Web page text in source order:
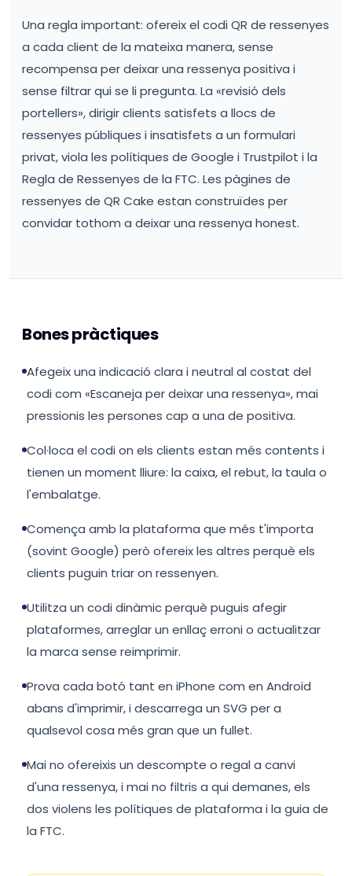
Una regla important: ofereix el codi QR de ressenyes
a cada client de la mateixa manera, sense
recompensa per deixar una ressenya positiva i
sense filtrar qui se li pregunta. La «revisió dels
portellers», dirigir clients satisfets a llocs de
ressenyes públiques i insatisfets a un formulari
privat, viola les polítiques de Google i Trustpilot i la
Regla de Ressenyes de la FTC. Les pàgines de
ressenyes de QR Cake estan construïdes per
convidar tothom a deixar una ressenya honest.
Bones pràctiques
Afegeix una indicació clara i neutral al costat del
codi com «Escaneja per deixar una ressenya», mai
pressionis les persones cap a una de positiva.
Col·loca el codi on els clients estan més contents i
tienen un moment lliure: la caixa, el rebut, la taula o
l'embalatge.
Comença amb la plataforma que més t'importa
(sovint Google) però ofereix les altres perquè els
clients puguin triar on ressenyen.
Utilitza un codi dinàmic perquè puguis afegir
plataformes, arreglar un enllaç erroni o actualitzar
la marca sense reimprimir.
Prova cada botó tant en iPhone com en Android
abans d'imprimir, i descarrega un SVG per a
qualsevol cosa més gran que un fullet.
Mai no ofereixis un descompte o regal a canvi
d'una ressenya, i mai no filtris a qui demanes, els
dos violens les polítiques de plataforma i la guia de
la FTC.